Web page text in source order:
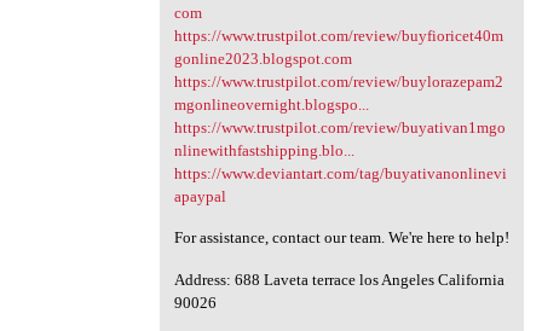
com
https://www.trustpilot.com/review/buyfioricet40m
gonline2023.blogspot.com
https://www.trustpilot.com/review/buylorazepam2
mgonlineovernight.blogspo...
https://www.trustpilot.com/review/buyativan1mgo
nlinewithfastshipping.blo...
https://www.deviantart.com/tag/buyativanonlinevi
apaypal
For assistance, contact our team. We're here to help!
Address: 688 Laveta terrace los Angeles California
90026